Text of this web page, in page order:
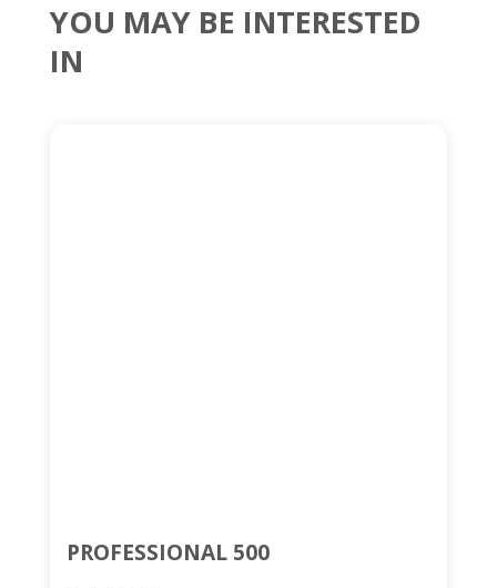
YOU MAY BE INTERESTED
IN
PROFESSIONAL 500